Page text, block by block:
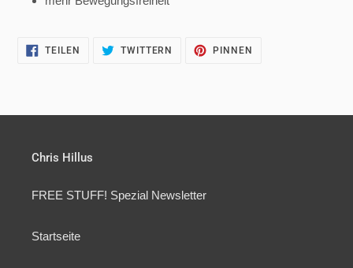
TEILEN
FACEBOOK
TWITTERN
TWITTER
PINNEN
Chris Hillus
FREE STUFF! Spezial Newsletter
Startseite